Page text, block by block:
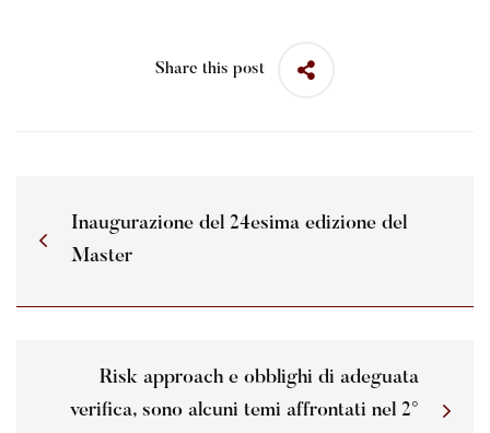
Share this post
Inaugurazione del 24esima edizione del
Master
Risk approach e obblighi di adeguata
verifica, sono alcuni temi affrontati nel 2°